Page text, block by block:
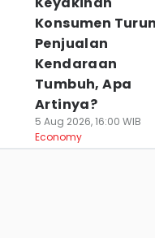
Konsumen
Penjualan
Kendaraan
Tumbuh, Apa
Artinya?
5 Aug 2026, 16:00 WIB
Economy